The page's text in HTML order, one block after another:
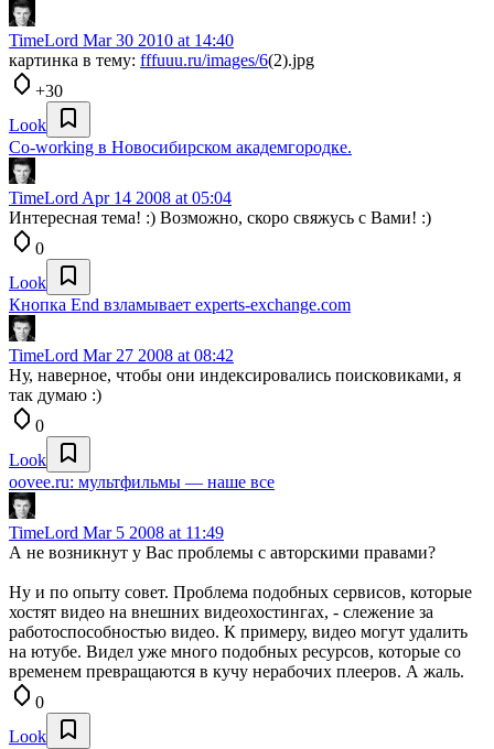
TimeLord Mar 30 2010 at 14:40
картинка в тему: fffuuu.ru/images/6(2).jpg
+30
Look
Co-working в Новосибирском академгородке.
TimeLord Apr 14 2008 at 05:04
Интересная тема! :) Возможно, скоро свяжусь с Вами! :)
0
Look
Кнопка End взламывает experts-exchange.com
TimeLord Mar 27 2008 at 08:42
Ну, наверное, чтобы они индексировались поисковиками, я
так думаю :)
0
Look
oovee.ru: мультфильмы — наше все
TimeLord Mar 5 2008 at 11:49
А не возникнут у Вас проблемы с авторскими правами?
Ну и по опыту совет. Проблема подобных сервисов, которые
хостят видео на внешних видеохостингах, - слежение за
работоспособностью видео. К примеру, видео могут удалить
на ютубе. Видел уже много подобных ресурсов, которые со
временем превращаются в кучу нерабочих плееров. А жаль.
0
Look